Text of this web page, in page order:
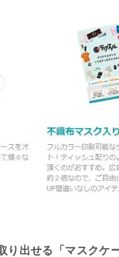
り出せる「マスクケ